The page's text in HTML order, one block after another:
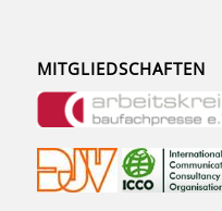
MITGLIEDSCHAFTEN